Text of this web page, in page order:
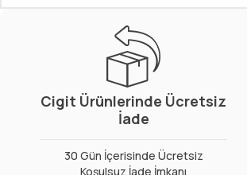
Cigit Ürünlerinde Ücretsiz
İade
30 Gün İçerisinde Ücretsiz
Koşulsuz İade İmkanı